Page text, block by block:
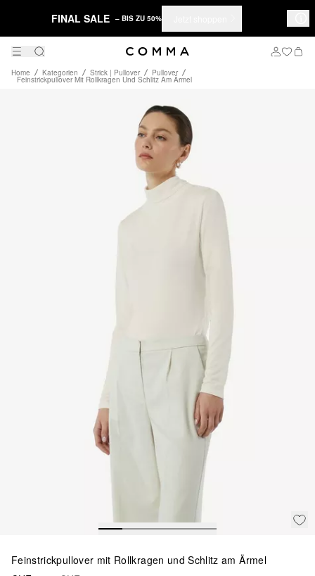
FINAL SALE – BIS ZU 50%
Home Kategorien Strick | Pullover Pullover
Feinstrickpullover Mit Rollkragen Und Schlitz Am Ärmel
Feinstrickpullover mit Rollkragen und Schlitz am Ärmel